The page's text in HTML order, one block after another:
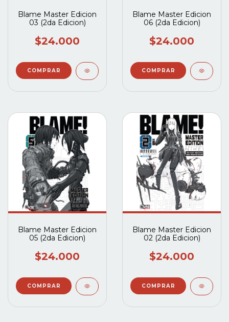
Blame Master Edicion
03 (2da Edicion)
$24.000
Blame Master Edicion
06 (2da Edicion)
$24.000
Blame Master Edicion
05 (2da Edicion)
$24.000
Blame Master Edicion
02 (2da Edicion)
$24.000